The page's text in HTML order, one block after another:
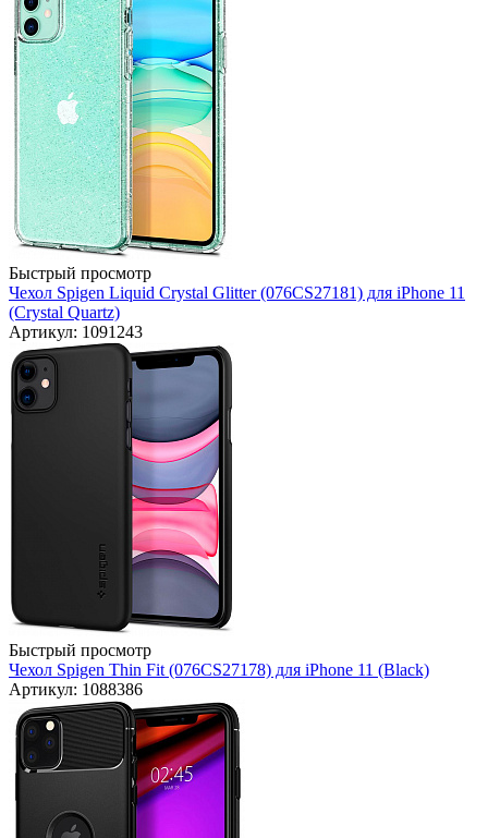
Быстрый просмотр
Чехол Spigen Liquid Crystal Glitter (076CS27181) для iPhone 11
(Crystal Quartz)
Артикул: 1091243
Быстрый просмотр
Чехол Spigen Thin Fit (076CS27178) для iPhone 11 (Black)
Артикул: 1088386